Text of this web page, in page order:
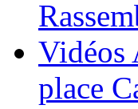
Vidéos
place